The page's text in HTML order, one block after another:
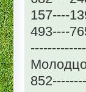
157----
493----